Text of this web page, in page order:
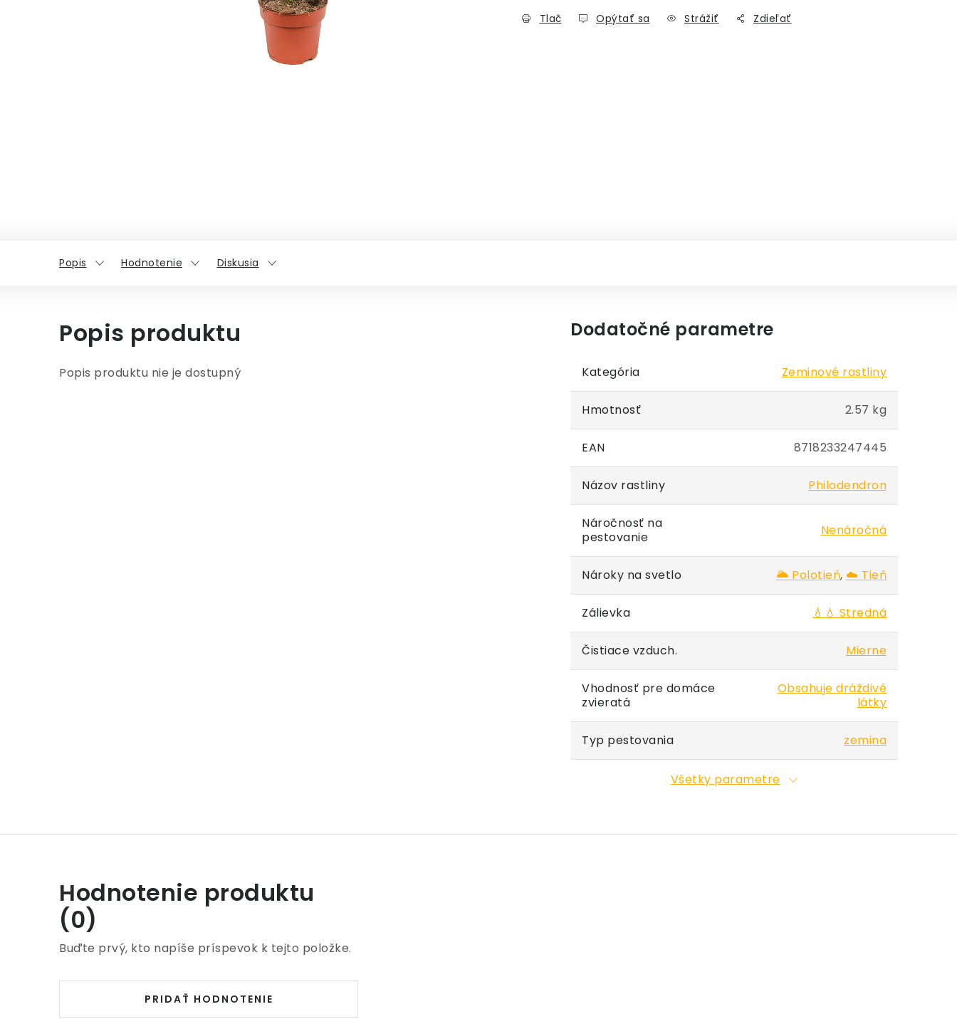
Tlač Opýtať sa Strážiť Zdieľať
Popis Hodnotenie Diskusia
Popis produktu
Popis produktu nie je dostupný
Dodatočné parametre
Kategória Zeminové rastliny
Hmotnosť 2.57 kg
EAN 8718233247445
Názov rastliny Philodendron
Náročnosť na
pestovanie
Nenáročná
Nároky na svetlo 🌥️ Polotieň, ☁️ Tieň
Zálievka 💧💧 Stredná
Čistiace vzduch. Mierne
Vhodnosť pre domáce
zvieratá
Obsahuje dráždivé
látky
Typ pestovania zemina
Všetky parametre
Hodnotenie produktu
(0)
Buďte prvý, kto napíše príspevok k tejto položke.
PRIDAŤ HODNOTENIE